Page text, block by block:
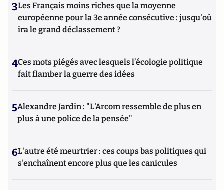
3Les Français moins riches que la moyenne
européenne pour la 3e année consécutive : jusqu'où
ira le grand déclassement ?
4Ces mots piégés avec lesquels l’écologie politique
fait flamber la guerre des idées
5Alexandre Jardin : "L'Arcom ressemble de plus en
plus à une police de la pensée"
6L'autre été meurtrier : ces coups bas politiques qui
s'enchaînent encore plus que les canicules